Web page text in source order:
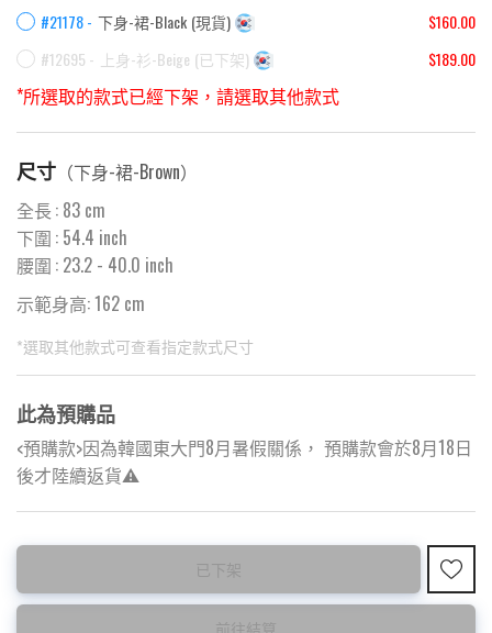
#21178 - 下身-裙-Black (現貨)
$160.00
#12695 - 上身-衫-Beige (已下架) $189.00
*所選取的款式已經下架，請選取其他款式
尺寸 （下身-裙-Brown）
全長 : 83 cm
下圍 : 54.4 inch
腰圍 : 23.2 - 40.0 inch
示範身高: 162 cm
*選取其他款式可查看指定款式尺寸
此為預購品
<預購款>因為韓國東大門8月暑假關係， 預購款會於8月18日
後才陸續返貨⚠️
此為減價貨品
特價品不設退換，購買前請先確認所列出的尺碼是否合適。
已下架
前往結算